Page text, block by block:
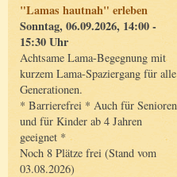
"Lamas hautnah" erleben
Sonntag, 06.09.2026, 14:00 -
15:30 Uhr
Achtsame Lama-Begegnung mit
kurzem Lama-Spaziergang für alle
Generationen.
* Barrierefrei * Auch für Senioren
und für Kinder ab 4 Jahren
geeignet *
Noch 8 Plätze frei (Stand vom
03.08.2026)